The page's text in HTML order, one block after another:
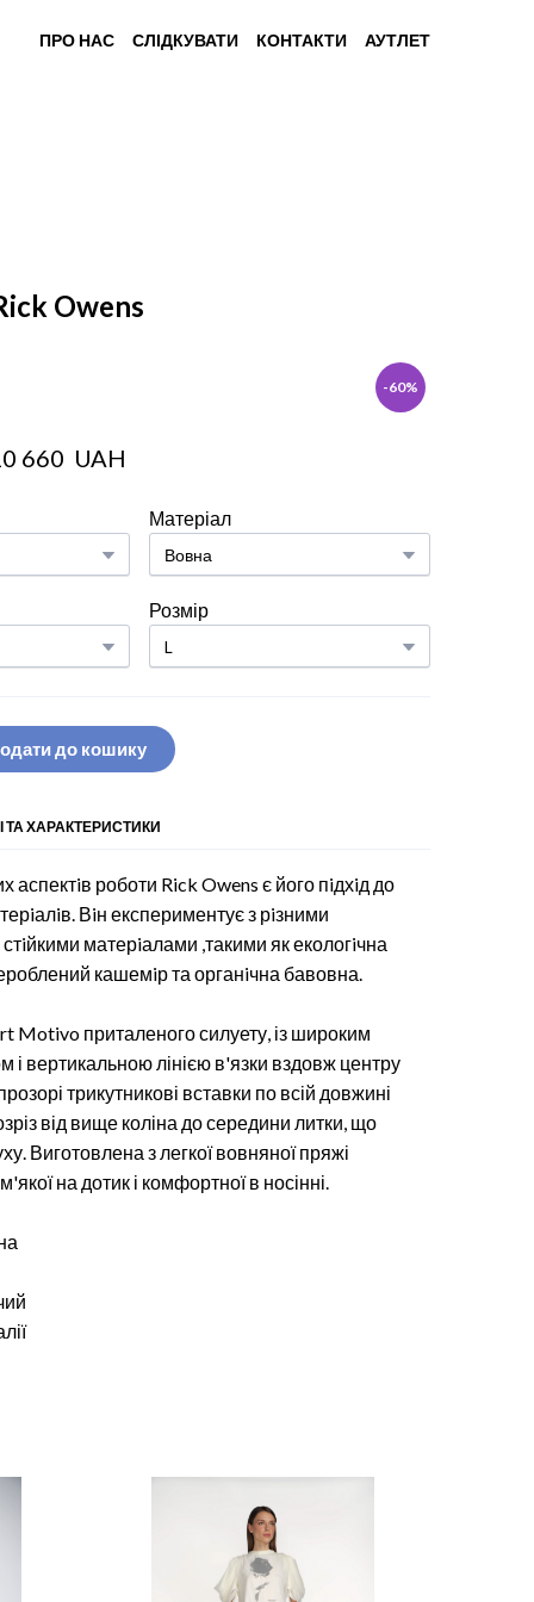
ПРО НАС СЛІДКУВАТИ КОНТАКТИ АУТЛЕТ
Owens
-60%
660  UAH
Матеріал
Розмір
до кошику
ТА ХАРАКТЕРИСТИКИ
аспектiв роботи Rick Owens є його пiдхiд до
Вiн експериментує з рiзними
матерiалами ,такими як екологiчна
кашемiр та органiчна бавовна.
Motivo приталеного силуету, із широким
і вертикальною лінією в'язки вздовж центру
трикутникові вставки по всій довжині
від вище коліна до середини литки, що
Виготовлена з легкої вовняної пряжі
на дотик і комфортної в носінні.